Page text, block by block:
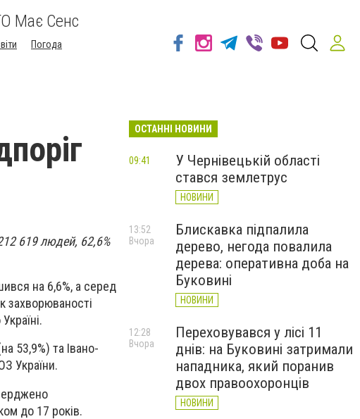
Має Сенс
Погода
619 людей, 62,6%
на 6,6%, а серед
захворюваності
53,9%) та Івано-
України.
до 17 років.
ОСТАННІ НОВИНИ
У Чернівецькій області
стався землетрус
НОВИНИ
09:41
Блискавка підпалила
дерево, негода повалила
дерева: оперативна доба на
Буковині
НОВИНИ
13:52
Вчора
Переховувався у лісі 11
днів: на Буковині затримали
нападника, який поранив
двох правоохоронців
НОВИНИ
12:28
Вчора